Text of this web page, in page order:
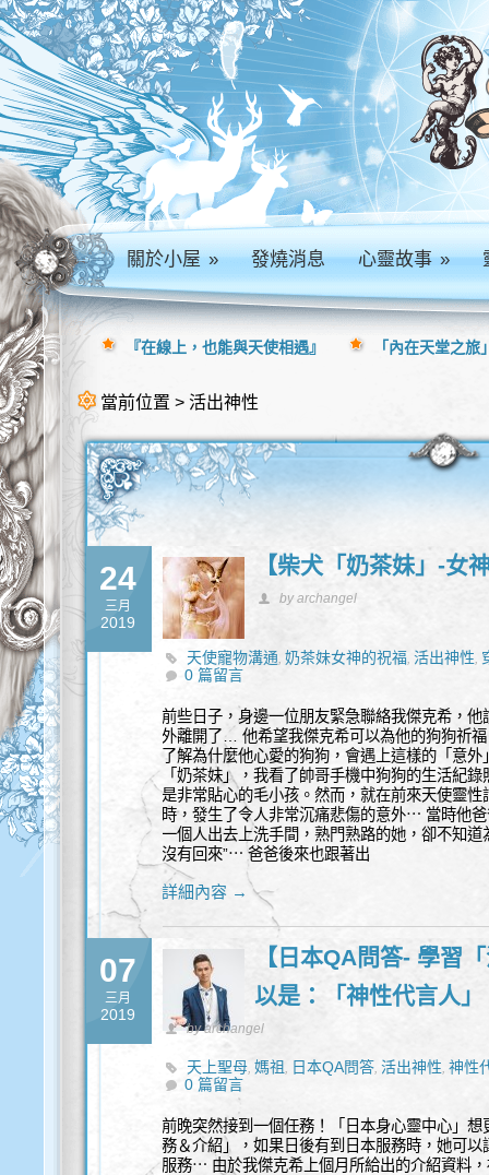
關於小屋» 發燒消息 心靈故事»
當前位置 > 活出神性
24
三月
2019
【柴犬「奶茶妹」-女
by archangel
天使寵物溝通,奶茶妹女神的祝福,活出神性,
0 篇留言
前些日子，身邊一位朋友緊急聯絡我傑克希，
外離開了… 他希望我傑克希可以為他的狗狗祈
了解為什麼他心愛的狗狗，會遇上這樣的「意
「奶茶妹」，我看了帥哥手機中狗狗的生活紀
是非常貼心的毛小孩。然而，就在前來天使靈
時，發生了令人非常沉痛悲傷的意外⋯ 當時他
一個人出去上洗手間，熟門熟路的她，卻不知
沒有回來”⋯ 爸爸後來也跟著出
詳細內容 →
07
三月
2019
【日本QA問答- 學習
以是：「神性代言人
by archangel
天上聖母,媽祖, 日本QA問答,活出神性,神性
0 篇留言
前晚突然接到一個任務！「日本身心靈中心」
務＆介紹」，如果日後有到日本服務時，她可
服務⋯ 由於我傑克希上個月所給出的介紹資料
『在線上，也能與天使相遇』 「內在天堂之